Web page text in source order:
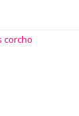
corcho